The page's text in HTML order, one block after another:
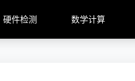
硬件检测 数学计算